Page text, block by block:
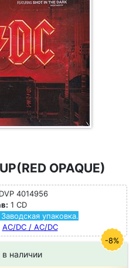
OPAQUE)
4014956
1 CD
упаковка.
AC/DC / AC/DC
в наличии
-8%